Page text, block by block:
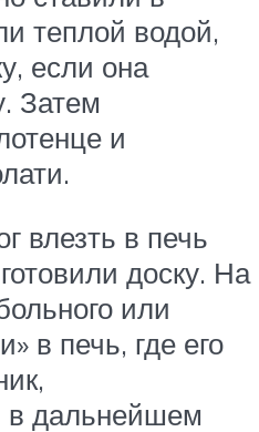
теплой водой,
если она
Затем
и
влезть в печь
доску. На
или
в печь, где его
в дальнейшем